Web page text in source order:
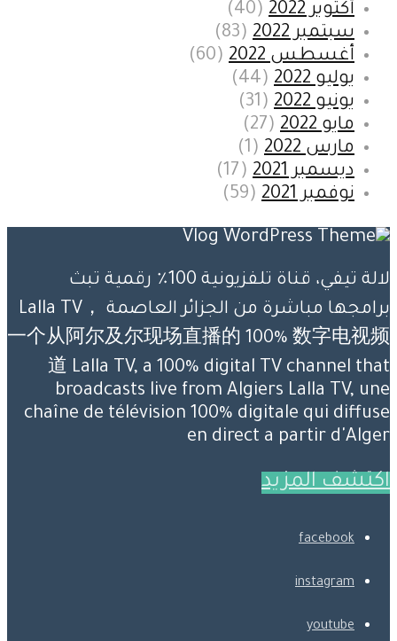
أكتوبر 2022
(40)
سبتمبر 2022
(83)
أغسطس 2022
(60)
يوليو 2022
(44)
يونيو 2022
(31)
مايو 2022
(27)
مارس 2022
(1)
ديسمبر 2021
(17)
نوفمبر 2021
(59)
لالة تيفي، قناة تلفزيونية 100٪ رقمية تبث
برامجها مباشرة من الجزائر العاصمة Lalla TV，
一个从阿尔及尔现场直播的 100% 数字电视频
道 Lalla TV, a 100% digital TV channel that
broadcasts live from Algiers Lalla TV, une
chaîne de télévision 100% digitale qui diffuse
en direct a partir d'Alger
اكتشف المزيد
facebook
instagram
youtube